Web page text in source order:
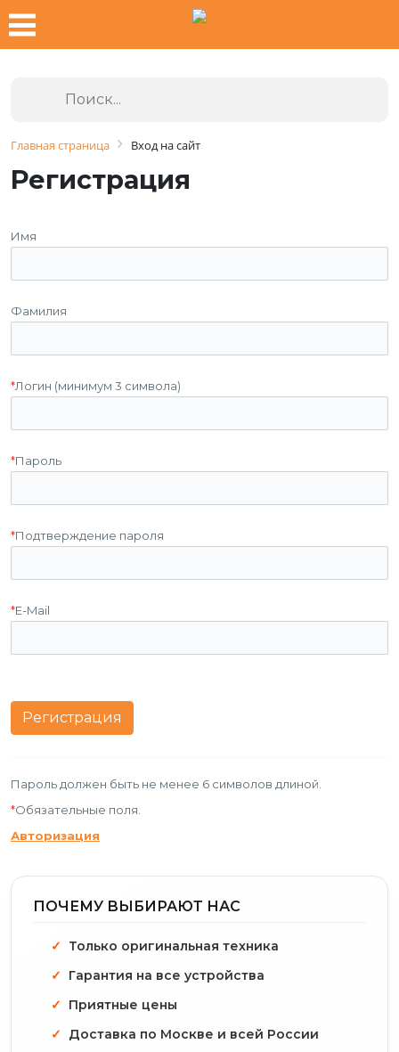
Главная страница Вход на сайт
Регистрация
Имя
Фамилия
*Логин (минимум 3 символа)
*Пароль
*Подтверждение пароля
*E-Mail
Пароль должен быть не менее 6 символов длиной.
*Обязательные поля.
Авторизация
ПОЧЕМУ ВЫБИРАЮТ НАС
Только оригинальная техника
Гарантия на все устройства
Приятные цены
Доставка по Москве и всей России